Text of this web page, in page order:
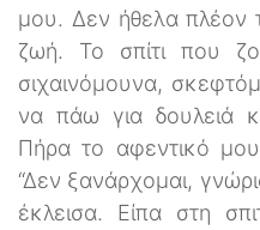
μου. Δεν ήθελα πλέον
ζωή. Το σπίτι που
σιχαινόμουνα,
να πάω για δουλειά
Πήρα το αφεντικό
“Δεν ξανάρχομαι,
έκλεισα. Είπα στη